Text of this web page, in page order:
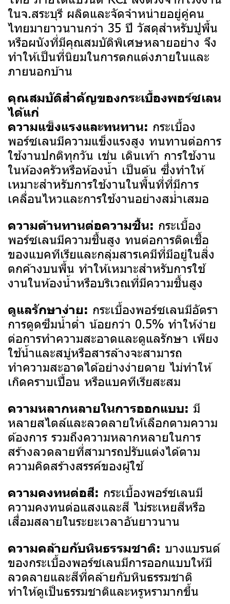
ในจ.สระบุรี ผลิตและจัดจำหน่ายอยู่คู่คน
ไทยมายาวนานกว่า 35 ปี วัสดุสำหรับปูพื้น
หรือผนังที่มีคุณสมบัติพิเศษหลายอย่าง จึง
ทำให้เป็นที่นิยมในการตกแต่งภายในและ
ภายนอกบ้าน
คุณสมบัติสำคัญของกระเบื้องพอร์ซเลน
ได้แก่
ความแข็งแรงและทนทาน: กระเบื้อง
พอร์ซเลนมีความแข็งแรงสูง ทนทานต่อการ
ใช้งานปกติทุกวัน เช่น เดินเท้า การใช้งาน
ในห้องครัวหรือห้องน้ำ เป็นต้น ซึ่งทำให้
เหมาะสำหรับการใช้งานในพื้นที่ที่มีการ
เคลื่อนไหวและการใช้งานอย่างสม่ำเสมอ
ความต้านทานต่อความชื้น: กระเบื้อง
พอร์ซเลนมีความชื้นสูง ทนต่อการติดเชื้อ
ของแบคทีเรียและกลุ่มสารเคมีที่มีอยู่ในสิ่ง
ตกค้างบนพื้น ทำให้เหมาะสำหรับการใช้
งานในห้องน้ำหรือบริเวณที่มีความชื้นสูง
ดูแลรักษาง่าย: กระเบื้องพอร์ซเลนมีอัตรา
การดูดซึมน้ำต่ำ น้อยกว่า 0.5% ทำให้ง่าย
ต่อการทำความสะอาดและดูแลรักษา เพียง
ใช้น้ำและสบู่หรือสารล้างจะสามารถ
ทำความสะอาดได้อย่างง่ายดาย ไม่ทำให้
เกิดคราบเปื้อน หรือแบคทีเรียสะสม
ความหลากหลายในการออกแบบ: มี
หลายสไตล์และลวดลายให้เลือกตามความ
ต้องการ รวมถึงความหลากหลายในการ
สร้างลวดลายที่สามารถปรับแต่งได้ตาม
ความคิดสร้างสรรค์ของผู้ใช้
ความคงทนต่อสี: กระเบื้องพอร์ซเลนมี
ความคงทนต่อแสงและสี ไม่ระเหยสีหรือ
เสื่อมสลายในระยะเวลาอันยาวนาน
ความคล้ายกับหินธรรมชาติ: บางแบรนด์
ของกระเบื้องพอร์ซเลนมีการออกแบบให้มี
ลวดลายและสีที่คล้ายกับหินธรรมชาติ
ทำให้ดูเป็นธรรมชาติและหรูหรามากขึ้น